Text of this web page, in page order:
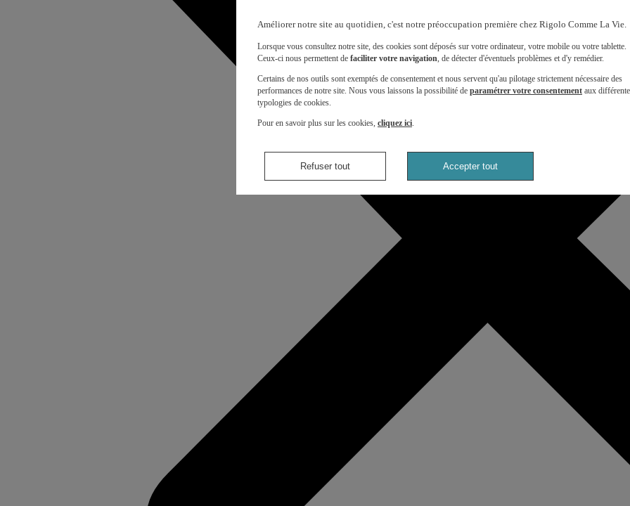
Améliorer notre site au quotidien, c'est notre préoccupation première chez Rigolo Comme La Vie.
Lorsque vous consultez notre site, des cookies sont déposés sur votre ordinateur, votre mobile ou votre tablette.
Ceux-ci nous permettent de faciliter votre navigation , de détecter d'éventuels problèmes et d'y remédier.
Certains de nos outils sont exemptés de consentement et nous servent qu'au pilotage strictement nécessaire des
performances de notre site. Nous vous laissons la possibilité de paramétrer votre consentement aux
typologies de cookies.
Pour en savoir plus sur les cookies, cliquez ici
Refuser tout Accepter tout